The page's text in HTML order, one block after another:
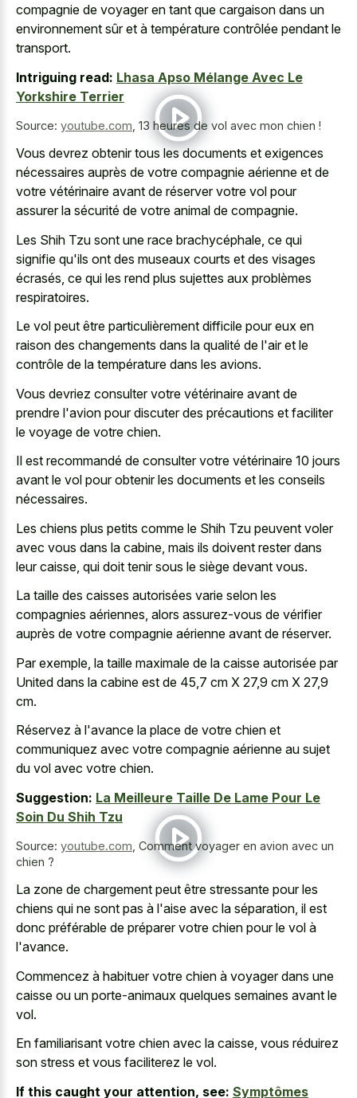
compagnie de voyager en tant que cargaison dans un
environnement sûr et à température contrôlée pendant le
transport.
Intriguing read: Lhasa Apso Mélange Avec Le
Yorkshire Terrier
Source: youtube.com 13 heures de vol avec mon chien !
Vous devrez obtenir tous les documents et exigences
nécessaires auprès de votre compagnie aérienne et de
votre vétérinaire avant de réserver votre vol pour
assurer la sécurité de votre animal de compagnie.
Les Shih Tzu sont une race brachycéphale, ce qui
signifie qu'ils ont des museaux courts et des visages
écrasés, ce qui les rend plus sujettes aux problèmes
respiratoires.
Le vol peut être particulièrement difficile pour eux en
raison des changements dans la qualité de l'air et le
contrôle de la température dans les avions.
Vous devriez consulter votre vétérinaire avant de
prendre l'avion pour discuter des précautions et faciliter
le voyage de votre chien.
Il est recommandé de consulter votre vétérinaire 10 jours
avant le vol pour obtenir les documents et les conseils
nécessaires.
Les chiens plus petits comme le Shih Tzu peuvent voler
avec vous dans la cabine, mais ils doivent rester dans
leur caisse, qui doit tenir sous le siège devant vous.
La taille des caisses autorisées varie selon les
compagnies aériennes, alors assurez-vous de vérifier
auprès de votre compagnie aérienne avant de réserver.
Par exemple, la taille maximale de la caisse autorisée par
United dans la cabine est de 45,7 cm X 27,9 cm X 27,9
cm.
Réservez à l'avance la place de votre chien et
communiquez avec votre compagnie aérienne au sujet
du vol avec votre chien.
Suggestion: La Meilleure Taille De Lame Pour Le
Soin Du Shih Tzu
Source: youtube.com Comment voyager en avion avec un
chien ?
La zone de chargement peut être stressante pour les
chiens qui ne sont pas à l'aise avec la séparation, il est
donc préférable de préparer votre chien pour le vol à
l'avance.
Commencez à habituer votre chien à voyager dans une
caisse ou un porte-animaux quelques semaines avant le
vol.
En familiarisant votre chien avec la caisse, vous réduirez
son stress et vous faciliterez le vol.
If this caught your attention, see: Symptômes